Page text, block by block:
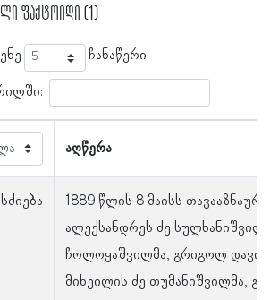
ფაქტოიდი (1)
ჩანაწერი
აღწერა
1889 წლის 8 მაისს
ალექსანდრეს ძე
ჩოლოყაშვილმა, გრიგოლ
მიხეილის ძე თუმანიშვილმა,